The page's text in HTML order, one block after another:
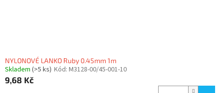
NYLONOVÉ LANKO Ruby 0.45mm 1m
Skladem (>5 ks) Kód: M3128-00/45-001-10
9,68 Kč